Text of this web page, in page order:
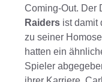
Coming-Out. Der
Raiders ist damit
zu seiner
hatten ein
Spieler